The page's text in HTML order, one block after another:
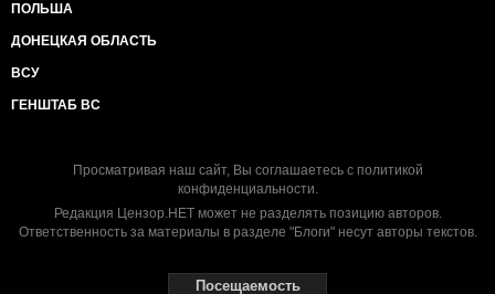
ПОЛЬША
ДОНЕЦКАЯ ОБЛАСТЬ
ВСУ
ГЕНШТАБ ВС
Просматривая наш сайт, Вы соглашаетесь с политикой
конфиденциальности.
Редакция Цензор.НЕТ может не разделять позицию авторов.
Ответственность за материалы в разделе "Блоги" несут авторы текстов.
Посещаемость